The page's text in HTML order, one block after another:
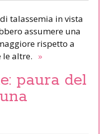
talassemia in vista
assumere una
rispetto a
altre. »
paura del